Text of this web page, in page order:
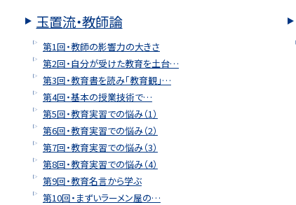
玉置流・教師論
第1回・教師の影響力の大きさ
第2回・自分が受けた教育を土台…
第3回・教育書を読み「教育観」…
第4回・基本の授業技術で…
第5回・教育実習での悩み（1）
第6回・教育実習での悩み（2）
第7回・教育実習での悩み（3）
第8回・教育実習での悩み（4）
第9回・教育名言から学ぶ
第10回・まずいラーメン屋の…